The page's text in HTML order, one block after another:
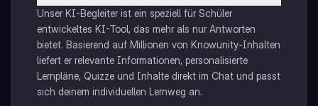
Unser KI-Begleiter ist ein speziell für Schüler
entwickeltes KI-Tool, das mehr als nur Antworten
bietet. Basierend auf Millionen von Knowunity-Inhalten
liefert er relevante Informationen, personalisierte
Lernpläne, Quizze und Inhalte direkt im Chat und passt
sich deinem individuellen Lernweg an.